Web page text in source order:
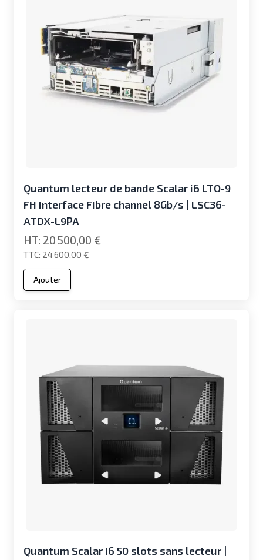
Quantum lecteur de bande Scalar i6 LTO-9
FH interface Fibre channel 8Gb/s | LSC36-
ATDX-L9PA
24 600,00 €
20 500,00 €
Ajouter
Quantum Scalar i6 50 slots sans lecteur |